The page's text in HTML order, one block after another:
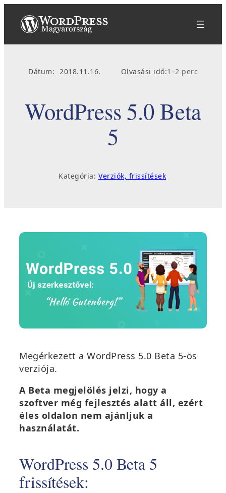
tartalomhoz
Dátum: 2018.11.16. Olvasási idő:1–2 perc
WordPress 5.0 Beta
5
Kategória: Verziók, frissítések
Megérkezett a WordPress 5.0 Beta 5-ös
verziója.
A Beta megjelölés jelzi, hogy a
szoftver még fejlesztés alatt áll, ezért
éles oldalon nem ajánljuk a
használatát.
WordPress 5.0 Beta 5
frissítések: